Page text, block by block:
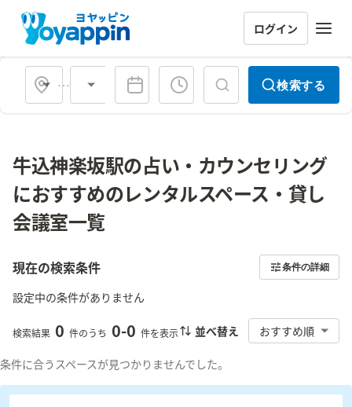
ログイン
会場タイプ 検索する
牛込神楽坂駅の占い・カウンセリング
におすすめのレンタルスペース・貸し
会議室一覧
現在の検索条件 条件の詳細
設定中の条件がありません
検索結果 0 件のうち 0-0 件を表示 並べ替え おすすめ順
条件に合うスペースが見つかりませんでした。